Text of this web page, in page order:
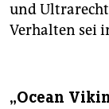
und
Verhalten sei
„Ocean